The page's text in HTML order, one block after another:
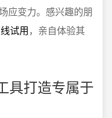
应变力。感兴趣的朋
试用，亲自体验其
具打造专属于